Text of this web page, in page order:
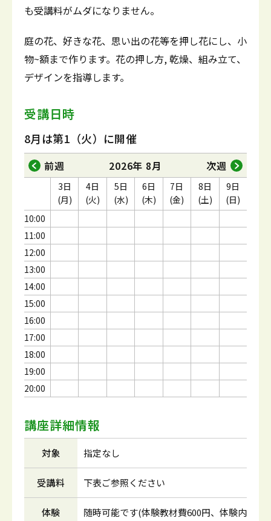
も受講料がムダになりません。
庭の花、好きな花、思い出の花等を押し花にし、小
物~額まで作ります。花の押し方, 乾燥、組み立て、
デザインを指導します。
受講日時
8月は第1（火）に開催
前週 2026年 8月 次週
10:00
11:00
12:00
13:00
14:00
15:00
16:00
17:00
18:00
19:00
20:00
3日
(月)
4日
(火)
5日
(水)
6日
(木)
7日
(金)
8日
(土)
9日
(日)
講座詳細情報
対象 指定なし
受講料 下表ご参照ください
体験
随時可能です(体験教材費600円、体験内